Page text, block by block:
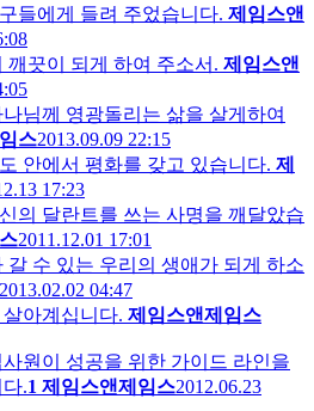
들에게 들려 주었습니다. 제임스앤
깨끗이 되게 하여 주소서. 제임스앤
님께 영광돌리는 삶을 살게하여
스2013.09.09 22:15
안에서 평화를 갖고 있습니다. 제
17:23
의 달란트를 쓰는 사명을 깨달았습
2011.12.01 17:01
갈 수 있는 우리의 생애가 되게 하소
2013.02.02 04:47
아계십니다. 제임스앤제임스
원이 성공을 위한 가이드 라인을
.1 제임스앤제임스2012.06.23